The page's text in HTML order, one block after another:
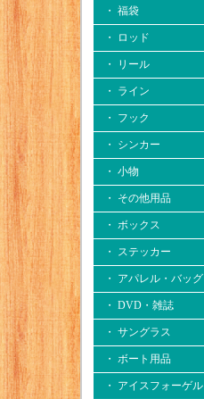
・ 福袋
・ ロッド
・ リール
・ ライン
・ フック
・ シンカー
・ 小物
・ その他用品
・ ボックス
・ ステッカー
・ アパレル・バッグ
・ DVD・雑誌
・ サングラス
・ ボート用品
・ アイスフォーゲル